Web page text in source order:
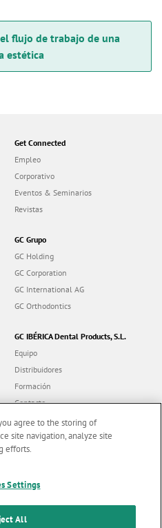
flujo de trabajo de una
estética
Get Connected
Empleo
Corporativo
Eventos & Seminarios
Revistas
GC Grupo
GC Holding
GC Corporation
GC International AG
GC Orthodontics
GC IBÉRICA Dental Products, S.L.
Equipo
Distribuidores
Formación
Contacto
Dealer portal
latest news & updates
agree to the storing of
site navigation, analyze site
efforts.
Settings
All